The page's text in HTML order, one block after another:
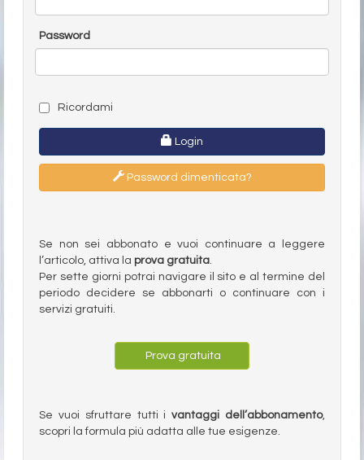
Password
Ricordami
Login
Password dimenticata?
Se non sei abbonato e vuoi continuare a leggere
l’articolo, attiva la prova gratuita.
Per sette giorni potrai navigare il sito e al termine del
periodo decidere se abbonarti o continuare con i
servizi gratuiti.
Prova gratuita
Se vuoi sfruttare tutti ivantaggi dell’abbonamento,
scopri la formula più adatta alle tue esigenze.